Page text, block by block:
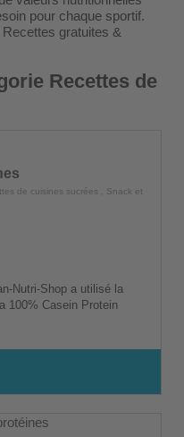
pour chaque sportif.
gratuites &
Recettes de
de cuisines sucrées
Snack et
Nutri-Shop a utilisé la
100% Casein Protein